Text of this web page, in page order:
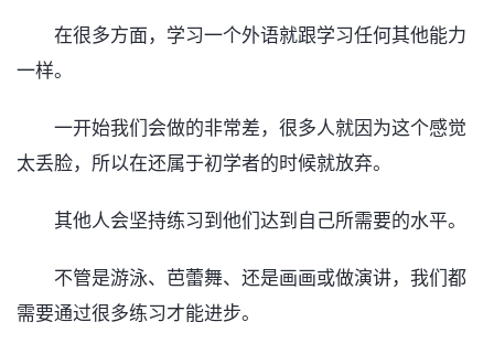
在很多方面，学习一个外语就跟学习任何其他能力
一样。
一开始我们会做的非常差，很多人就因为这个感觉
太丢脸，所以在还属于初学者的时候就放弃。
其他人会坚持练习到他们达到自己所需要的水平。
不管是游泳、芭蕾舞、还是画画或做演讲，我们都
需要通过很多练习才能进步。